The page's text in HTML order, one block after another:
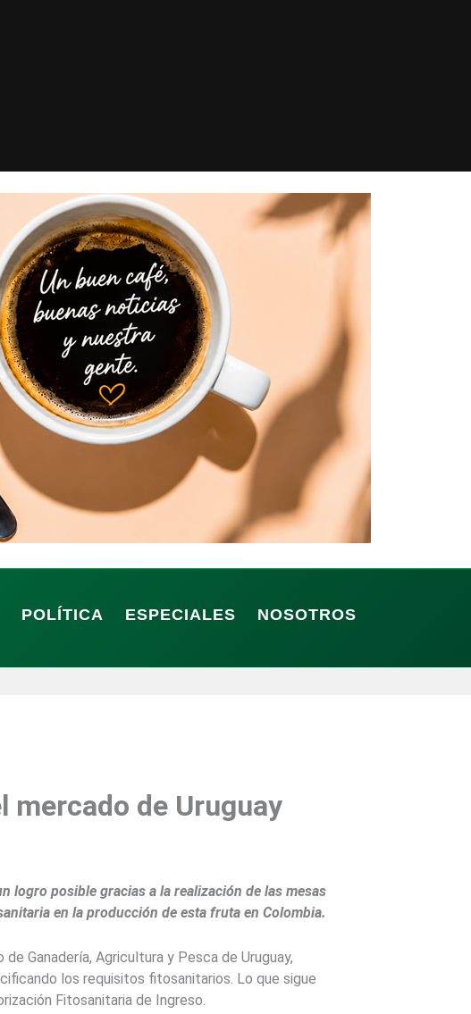
POLÍTICA ESPECIALES
NOSOTROS
mercado de Uruguay
logro posible gracias a la realización de las mesas
en la producción de esta fruta en Colombia.
Ganadería, Agricultura y Pesca de Uruguay,
los requisitos fitosanitarios. Lo que sigue
Fitosanitaria de Ingreso.